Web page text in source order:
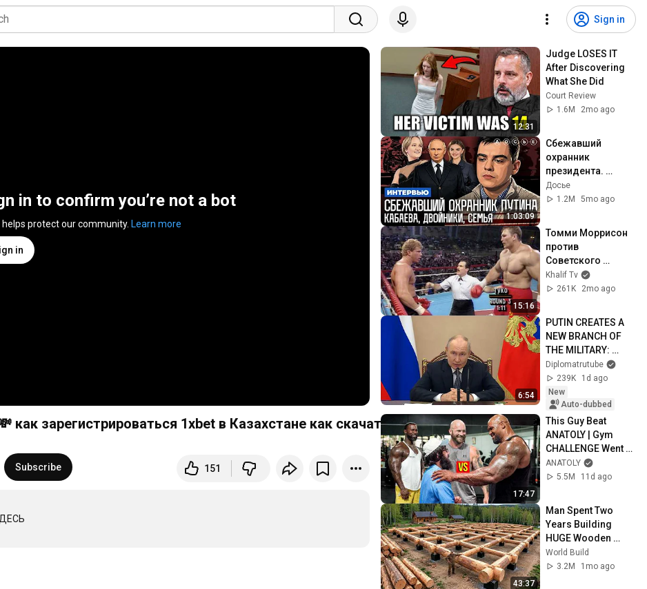
Sign in
in to confirm you’re not a bot
helps protect our community. Learn more
in
зарегистрироваться 1xbet в Казахстане как скачать на айфон
Subscribe 151
12:31
Judge LOSES IT
After Discovering
What She Did
Court Review
1.6M
2mo ago
1:03:09
Сбежавший
охранник
президента.
Кабаева. Семья.
Дворцы.
Досье
1.2M
5mo ago
15:16
Томми Моррисон
против
Советского
Монстра! Едва
Выжил…
Khalif Tv
261K
2mo ago
6:54
PUTIN CREATES A
NEW BRANCH OF
THE MILITARY:
Russia is betting on
unmanned systems
Diplomatrutube
239K
1d ago
New
Auto-dubbed
17:47
This Guy Beat
ANATOLY | Gym
CHALLENGE Went
Wrong
ANATOLY
5.5M
11d ago
43:37
Man Spent Two
Years Building
HUGE Wooden
House for his
Family | Start to
World Build
3.2M
1mo ago